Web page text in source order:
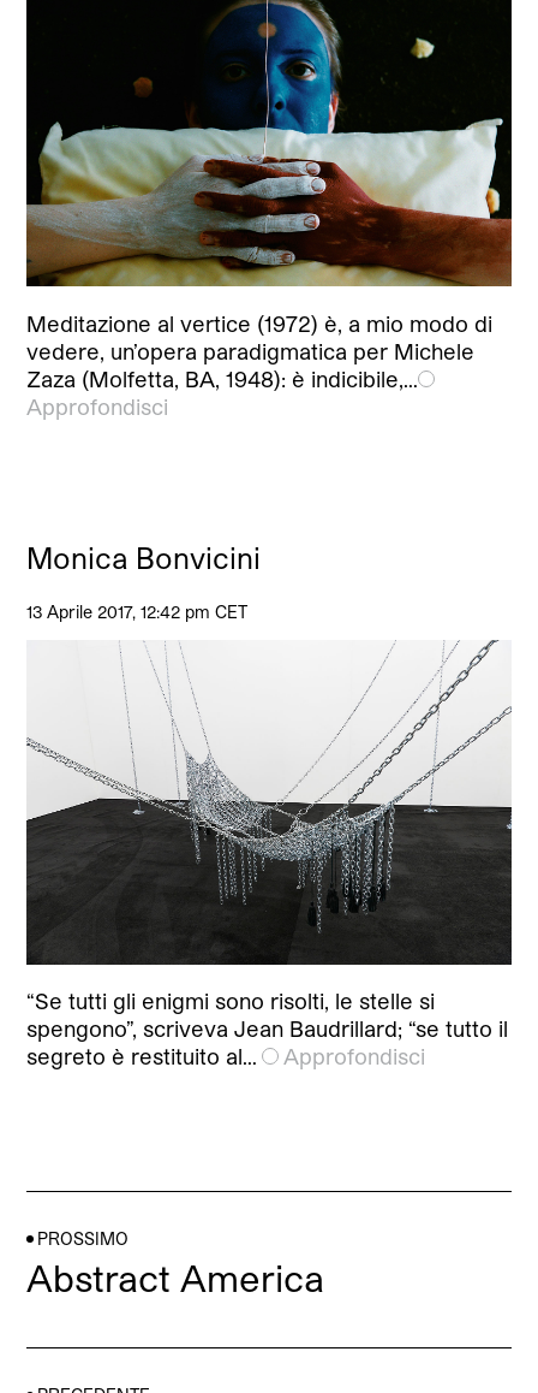
Meditazione al vertice (1972) è, a mio modo di
vedere, un’opera paradigmatica per Michele
Zaza (Molfetta, BA, 1948): è indicibile,…
Approfondisci
Monica Bonvicini
13 Aprile 2017, 12:42 pm CET
“Se tutti gli enigmi sono risolti, le stelle si
spengono”, scriveva Jean Baudrillard; “se tutto il
segreto è restituito al…
Approfondisci
PROSSIMO
Abstract America